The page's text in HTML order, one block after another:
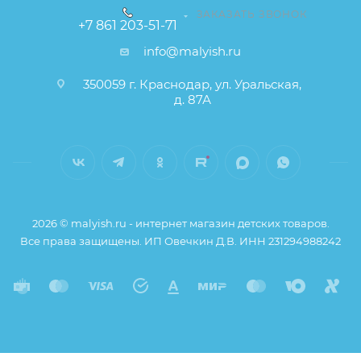
от описания и изображения, размещенного на
сайте (например, оттенки цветов, незначительные
изменения в дизайне или упаковке и т.д., не
товара), при этом основные потребительские
+7 861 203-51-71
ЗАКАЗАТЬ ЗВОНОК
info@malyish.ru
350059 г. Краснодар, ул. Уральская,
д. 87А
2026 © malyish.ru - интернет магазин детских товаров.
Все права защищены. ИП Овечкин Д.В. ИНН 231294988242